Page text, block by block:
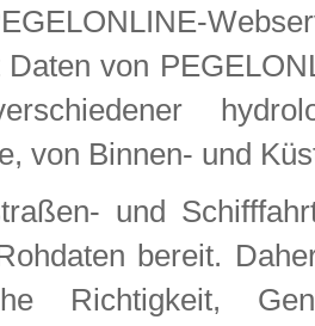
von
von Binnen- und
und
bereit.
Richtigkeit,